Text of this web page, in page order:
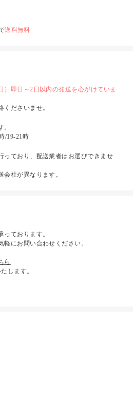
送料無料
）即日～2日以内の発送を心がけていま
ださいませ。
/19-21時
っており、配送業者はお選びできませ
社が異なります。
ております。
にお問い合わせください。
ら
します。